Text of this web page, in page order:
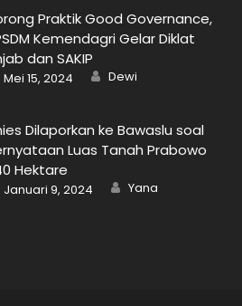
Praktik Good Governance,
Kemendagri Gelar Diklat
dan SAKIP
Posted
on
Mei 15, 2024 Author
Dewi
Dilaporkan ke Bawaslu soal
Luas Tanah Prabowo
Hektare
Posted
on
Januari 9, 2024 Author
Yana